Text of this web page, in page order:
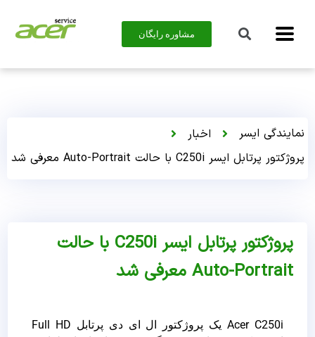
مشاوره رایگان
نمایندگی ایسر
اخبار
پروژکتور پرتابل ایسر C250i با حالت Auto-Portrait معرفی شد
پروژکتور پرتابل ایسر C250i با حالت
Auto-Portrait معرفی شد
Acer C250i یک پروژکتور ال ای دی پرتابل Full HD